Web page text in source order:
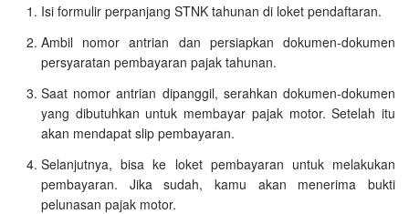
Isi formulir perpanjang STNK tahunan di loket pendaftaran.
Ambil nomor antrian dan persiapkan dokumen-dokumen
persyaratan pembayaran pajak tahunan.
Saat nomor antrian dipanggil, serahkan dokumen-dokumen
yang dibutuhkan untuk membayar pajak motor. Setelah itu
akan mendapat slip pembayaran.
Selanjutnya, bisa ke loket pembayaran untuk melakukan
pembayaran. Jika sudah, kamu akan menerima bukti
pelunasan pajak motor.